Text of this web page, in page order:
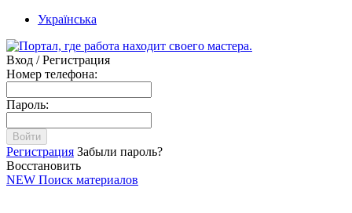
Українська
Вход / Регистрация
Номер телефона:
Пароль:
Войти
Регистрация Забыли пароль?
Восстановить
NEW Поиск материалов